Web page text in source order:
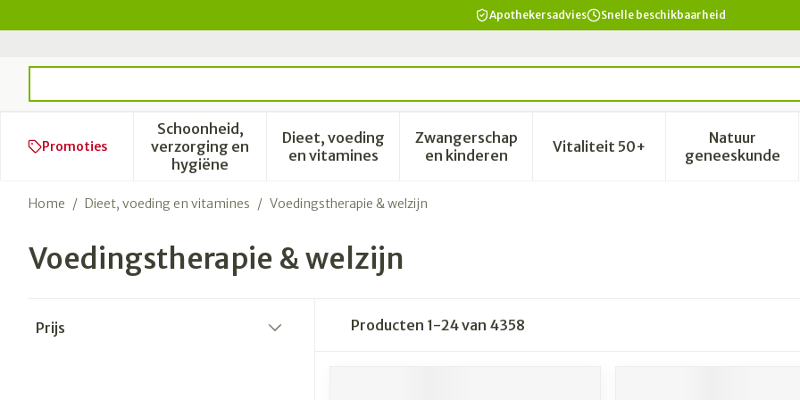
Apothekersadvies Snelle beschikbaarheid
Promoties
Schoonheid,
verzorging en
hygiëne
Toon submenu voor Schoonheid, verzorging en hygiëne categorie
Dieet, voeding
en vitaminesToon submenu voor Dieet, voeding en vitamines categorie
Zwangerschap
en kinderenToon submenu voor Zwangerschap en
Vitaliteit 50+Toon submenu voor Vitaliteit
Natuur
geneeskunde
Toon
Home / Dieet, voeding en vitamines / Voedingstherapie & welzijn
Voedingstherapie & welzijn
Prijs
Producten 1-24van 4358